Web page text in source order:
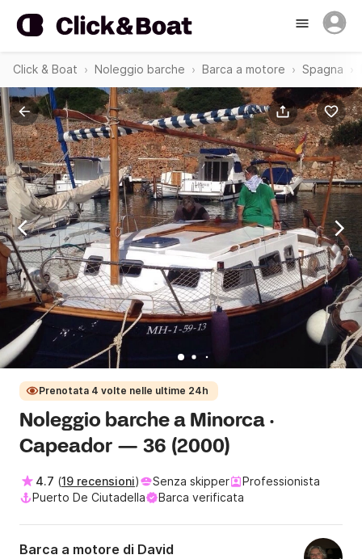
Click & Boat Noleggio barche Barca a motore Spagna
Prenotata 4 volte nelle ultime 24h
Noleggio barche a Minorca ·
Capeador — 36 (2000)
4.7 (19 recensioni) Senza skipper
Professionista
Puerto De Ciutadella
Barca verificata
Barca a motore di David